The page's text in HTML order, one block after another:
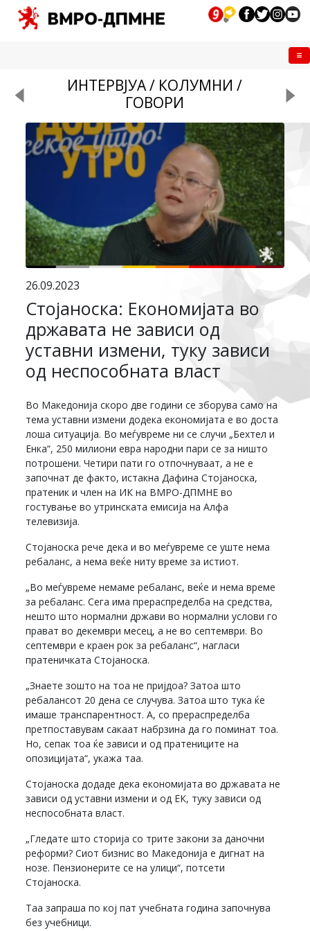
ИНТЕРВЈУА / КОЛУМНИ /
ГОВОРИ
26.09.2023
Стојаноска: Економијата во
државата не зависи од
уставни измени, туку зависи
од неспособната власт
Во Македонија скоро две години се зборува само на
тема уставни измени додека економијата е во доста
лоша ситуација. Во меѓувреме ни се случи „Бехтел и
Енка“, 250 милиони евра народни пари се за ништо
потрошени. Четири пати го отпочнуваат, а не е
започнат де факто, истакна Дафина Стојаноска,
пратеник и член на ИК на ВМРО-ДПМНЕ во
гостување во утринската емисија на Алфа
телевизија.
Стојаноска рече дека и во меѓувреме се уште нема
ребаланс, а нема веќе ниту време за истиот.
„Во меѓувреме немаме ребаланс, веќе и нема време
за ребаланс. Сега има прераспределба на средства,
нешто што нормални држави во нормални услови го
прават во декември месец, а не во септември. Во
септември е краен рок за ребаланс“, нагласи
пратеничката Стојаноска.
„Знаете зошто на тоа не пријдоа? Затоа што
ребалансот 20 дена се случува. Затоа што тука ќе
имаше транспарентност. А, со прераспределба
претпоставувам сакаат набрзина да го поминат тоа.
Но, сепак тоа ќе зависи и од пратениците на
опозицијата“, укажа таа.
Стојаноска додаде дека економијата во државата не
зависи од уставни измени и од ЕК, туку зависи од
неспособната власт.
„Гледате што сторија со трите закони за даночни
реформи? Сиот бизнис во Македонија е дигнат на
нозе. Пензионерите се на улици“, потсети
Стојаноска.
Таа запраша по кој пат учебната година започнува
без учебници.